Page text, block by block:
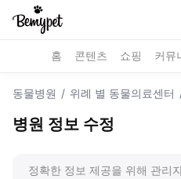
홈 콘텐츠 쇼핑 커뮤
동물병원 / 위례 별 동물의료센터
병원 정보 수정
정확한 정보 제공을 위해 관리